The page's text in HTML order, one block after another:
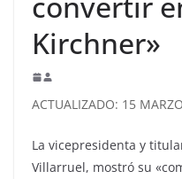
Kirchner»
ACTUALIZADO: 15
La vicepresidenta y
Villarruel, mostró su